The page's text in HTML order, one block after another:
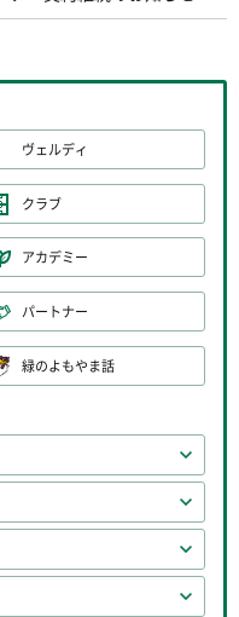
ヴェルディ
クラブ
アカデミー
パートナー
緑のよもやま話